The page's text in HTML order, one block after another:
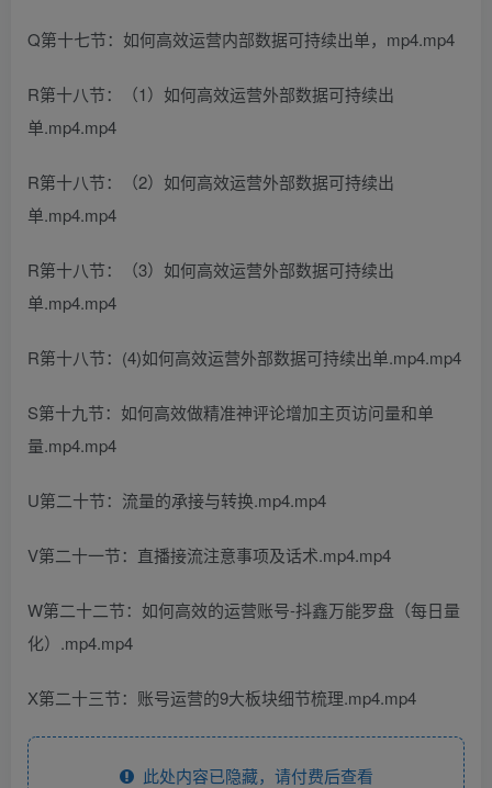
Q第十七节：如何高效运营内部数据可持续出单，mp4.mp4
R第十八节：（1）如何高效运营外部数据可持续出
单.mp4.mp4
R第十八节：（2）如何高效运营外部数据可持续出
单.mp4.mp4
R第十八节：（3）如何高效运营外部数据可持续出
单.mp4.mp4
R第十八节：(4)如何高效运营外部数据可持续出单.mp4.mp4
S第十九节：如何高效做精准神评论增加主页访问量和单
量.mp4.mp4
U第二十节：流量的承接与转换.mp4.mp4
V第二十一节：直播接流注意事项及话术.mp4.mp4
W第二十二节：如何高效的运营账号-抖鑫万能罗盘（每日量
化）.mp4.mp4
X第二十三节：账号运营的9大板块细节梳理.mp4.mp4
此处内容已隐藏，请付费后查看